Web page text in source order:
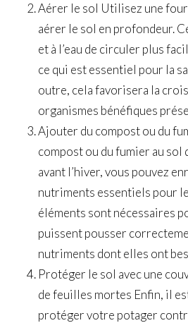
Aérer le sol Utilisez une
aérer le sol en profondeur.
et à l’eau de circuler plus
ce qui est essentiel pour la
outre, cela favorisera la
organismes bénéfiques
Ajouter du compost ou du
compost ou du fumier au sol
avant l’hiver, vous pouvez
nutriments essentiels pour
éléments sont nécessaires
puissent pousser
nutriments dont elles ont
Protéger le sol avec une
de feuilles mortes Enfin, il
protéger votre potager